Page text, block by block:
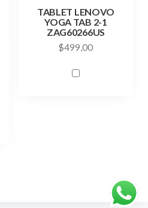
TABLET LENOVO
YOGA TAB 2-1
ZAG60266US
$499,00